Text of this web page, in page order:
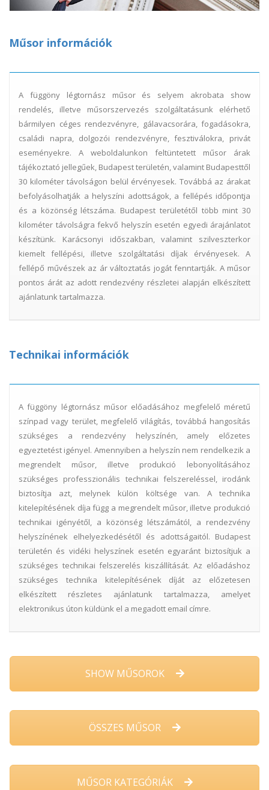
Műsor információk
A függöny légtornász műsor és selyem akrobata show
rendelés, illetve műsorszervezés szolgáltatásunk elérhető
bármilyen céges rendezvényre, gálavacsorára, fogadásokra,
családi napra, dolgozói rendezvényre, fesztiválokra, privát
eseményekre. A weboldalunkon feltüntetett műsor árak
tájékoztató jellegűek, Budapest területén, valamint Budapesttől
30 kilométer távolságon belül érvényesek. Továbbá az árakat
befolyásolhatják a helyszíni adottságok, a fellépés időpontja
és a közönség létszáma. Budapest területétől több mint 30
kilométer távolságra fekvő helyszín esetén egyedi árajánlatot
készítünk. Karácsonyi időszakban, valamint szilveszterkor
kiemelt fellépési, illetve szolgáltatási díjak érvényesek. A
fellépő művészek az ár változtatás jogát fenntartják. A műsor
pontos árát az adott rendezvény részletei alapján elkészített
ajánlatunk tartalmazza.
Technikai információk
A függöny légtornász műsor előadásához megfelelő méretű
színpad vagy terület, megfelelő világítás, továbbá hangosítás
szükséges a rendezvény helyszínén, amely előzetes
egyeztetést igényel. Amennyiben a helyszín nem rendelkezik a
megrendelt műsor, illetve produkció lebonyolításához
szükséges professzionális technikai felszereléssel, irodánk
biztosítja azt, melynek külön költsége van. A technika
kitelepítésének díja függ a megrendelt műsor, illetve produkció
technikai igényétől, a közönség létszámától, a rendezvény
helyszínének elhelyezkedésétől és adottságaitól. Budapest
területén és vidéki helyszínek esetén egyaránt biztosítjuk a
szükséges technikai felszerelés kiszállítását. Az előadáshoz
szükséges technika kitelepítésének díját az előzetesen
elkészített részletes ajánlatunk tartalmazza, amelyet
elektronikus úton küldünk el a megadott email címre.
SHOW MŰSOROK
ÖSSZES MŰSOR
MŰSOR KATEGÓRIÁK